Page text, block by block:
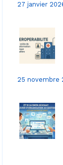
27 janvier
25 novembre